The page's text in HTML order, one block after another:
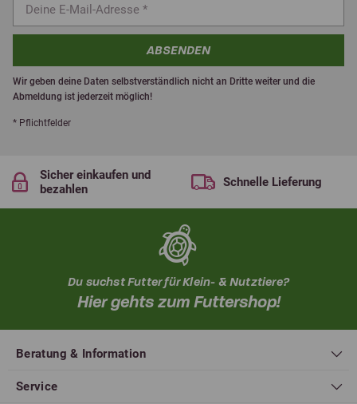
ABSENDEN
Wir geben deine Daten selbstverständlich nicht an Dritte weiter und die
Abmeldung ist jederzeit möglich!
* Pflichtfelder
Sicher einkaufen und
bezahlen
Schnelle Lieferung
Du suchst Futter für Klein- & Nutztiere?
Hier gehts zum Futtershop!
Beratung & Information
Service